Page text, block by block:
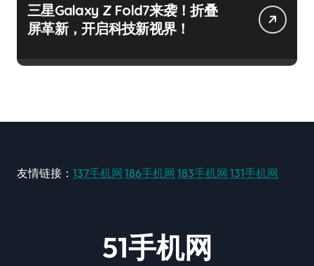
三星Galaxy Z Fold7来袭！折叠
屏革新，开启科技新视界！
友情链接： 137手机网 186手机网 183手机网 131手机网
51手机网